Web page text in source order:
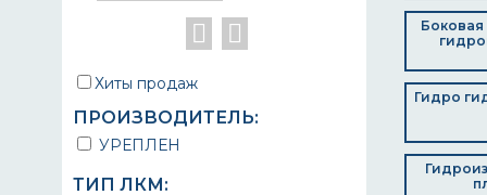
Хиты продаж
ПРОИЗВОДИТЕЛЬ:
УРЕПЛЕН
ТИП ЛКМ:
Гидро